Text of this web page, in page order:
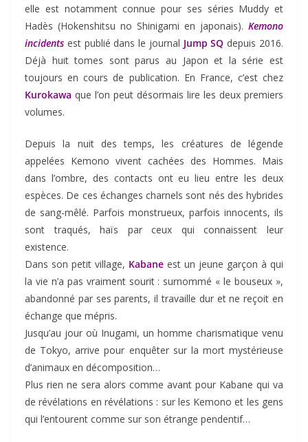
elle est notamment connue pour ses séries Muddy et
Hadès (Hokenshitsu no Shinigami en japonais). Kemono
incidents est publié dans le journal Jump SQ depuis 2016.
Déjà huit tomes sont parus au Japon et la série est
toujours en cours de publication. En France, c’est chez
Kurokawa que l’on peut désormais lire les deux premiers
volumes.
Depuis la nuit des temps, les créatures de légende
appelées Kemono vivent cachées des Hommes. Mais
dans l’ombre, des contacts ont eu lieu entre les deux
espèces. De ces échanges charnels sont nés des hybrides
de sang-mêlé. Parfois monstrueux, parfois innocents, ils
sont traqués, haïs par ceux qui connaissent leur
existence.
Dans son petit village, Kabane est un jeune garçon à qui
la vie n’a pas vraiment sourit : surnommé « le bouseux »,
abandonné par ses parents, il travaille dur et ne reçoit en
échange que mépris.
Jusqu’au jour où Inugami, un homme charismatique venu
de Tokyo, arrive pour enquêter sur la mort mystérieuse
d’animaux en décomposition…
Plus rien ne sera alors comme avant pour Kabane qui va
de révélations en révélations : sur les Kemono et les gens
qui l’entourent comme sur son étrange pendentif…